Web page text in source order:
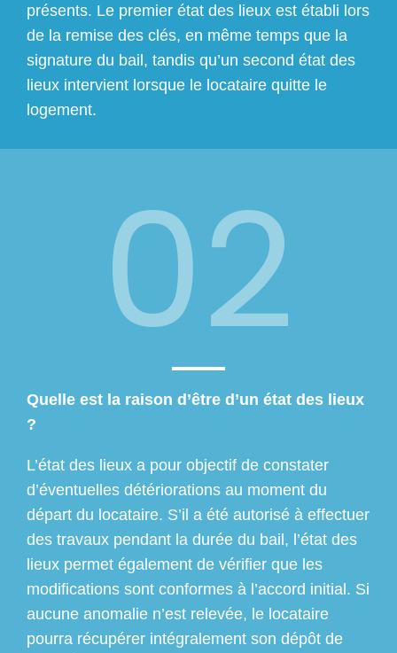
présents. Le premier état des lieux est établi lors
de la remise des clés, en même temps que la
signature du bail, tandis qu’un second état des
lieux intervient lorsque le locataire quitte le
logement.
02
Quelle est la raison d’être d’un état des lieux
?
L’état des lieux a pour objectif de constater
d’éventuelles détériorations au moment du
départ du locataire. S’il a été autorisé à effectuer
des travaux pendant la durée du bail, l’état des
lieux permet également de vérifier que les
modifications sont conformes à l’accord initial. Si
aucune anomalie n’est relevée, le locataire
pourra récupérer intégralement son dépôt de